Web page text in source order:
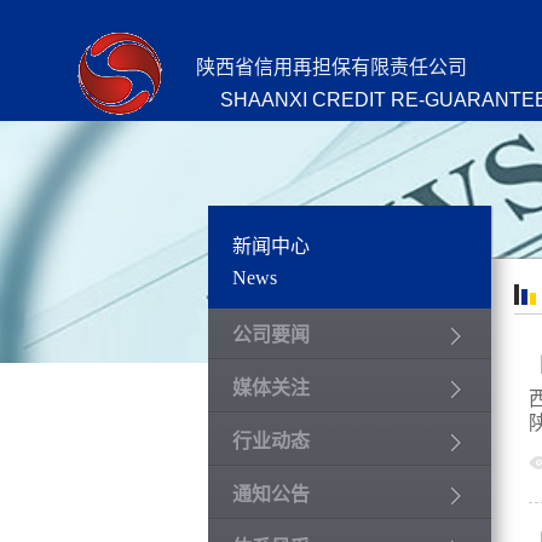
陕西省信用再担保有限责任公司
SHAANXI CREDIT RE-
新闻中心
News
公司要闻
媒体关注
行业动态
通知公告